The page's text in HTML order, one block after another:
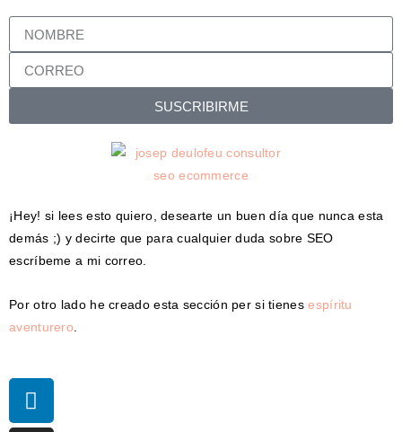
SUSCRIBIRME
¡Hey! si lees esto quiero, desearte un buen día que nunca esta
demás ;) y decirte que para cualquier duda sobre SEO
escríbeme a mi correo.
Por otro lado he creado esta sección per si tienesespíritu
aventurero.